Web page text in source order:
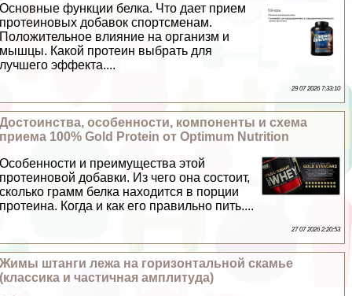
Основные функции белка. Что дает прием
протеиновых добавок спортсменам.
Положительное влияние на организм и
мышцы. Какой протеин выбрать для
лучшего эффекта....
29 07 2026 7:33:10
Достоинства, особенности, компоненты и схема
приема 100% Gold Protein от Optimum Nutrition
Особенности и преимущества этой
протеиновой добавки. Из чего она состоит,
сколько грамм белка находится в порции
протеина. Когда и как его правильно пить....
27 07 2026 2:20:53
Жимы штанги лежа на горизонтальной скамье
(классика и частичная амплитуда)